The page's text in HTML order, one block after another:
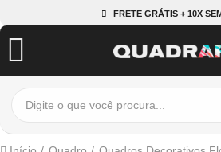
FRETE GRÁTIS + 10X